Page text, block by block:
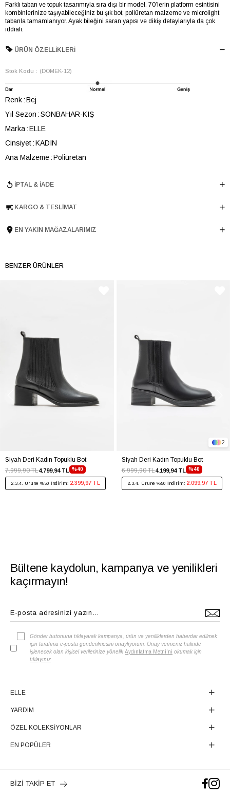
Farklı taban ve topuk tasarımıyla sıra dışı bir model. 70’lerin platform esintisini
kombinlerinize taşıyabileceğiniz bu şık bot, poliüretan malzeme ve microlight
tabanla tamamlanıyor. Ayak bileğini saran yapısı ve dikiş detaylarıyla da çok
iddialı.
ÜRÜN ÖZELLIKLERI
Stok Kodu (DOMEK-12)
Renk Bej
Yıl Sezon SONBAHAR-KIŞ
Marka ELLE
Cinsiyet KADIN
Ana Malzeme Poliüretan
Topuk Boyu 14
Tema Platform
İPTAL & İADE
KARGO & TESLIMAT
EN YAKIN MAĞAZALARIMIZ
BENZER ÜRÜNLER
Siyah Deri Kadın Topuklu Bot
%40
4.799,94 TL
7.999,90 TL
2.3.4. Ürüne %50 İndirim: 2.399,97 TL
Siyah Deri Kadın Topuklu Bot
%40
4.199,94 TL
6.999,90 TL
2.3.4. Ürüne %50 İndirim: 2.099,97 TL
2
Bültene kaydolun, kampanya ve yenilikleri
kaçırmayın!
Gönder butonuna tıklayarak kampanya, ürün ve yeniliklerden haberdar edilmek
için tarafıma e-posta gönderilmesini onaylıyorum. Onay vermeniz halinde
işlenecek olan kişisel verilerinize yönelik Aydınlatma Metni'ni okumak için
tıklayınız
ELLE
YARDIM
ÖZEL KOLEKSİYONLAR
EN POPÜLER
BİZİ TAKİP ET